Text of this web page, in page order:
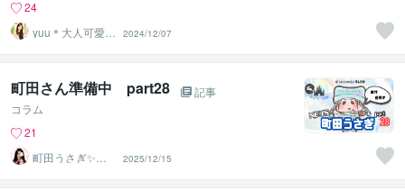
24
yuu＊大人可愛い
癒し声✨心を整
える時間
2024/12/07
町田さん準備中 part28
記事
コラム
21
町田うさぎ✨閃
光の幸せ届け人
♡怪談師⛩️
2025/12/15